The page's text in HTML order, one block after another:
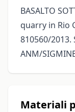
BASALTO
quarry in Rio
810560/2013.
ANM/
Materiali